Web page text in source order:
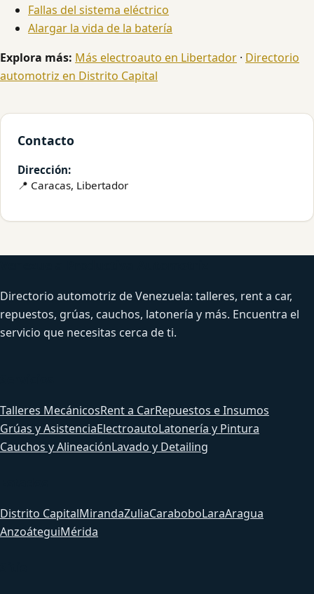
Fallas del sistema eléctrico
Alargar la vida de la batería
Explora más: Más electroauto en Libertador · Directorio
automotriz en Distrito Capital
Contacto
Dirección:
📍 Caracas, Libertador
Directorio automotriz de Venezuela: talleres, rent a car,
repuestos, grúas, cauchos, latonería y más. Encuentra el
servicio que necesitas cerca de ti.
Talleres MecánicosRent a CarRepuestos e Insumos
Grúas y AsistenciaElectroautoLatonería y Pintura
Cauchos y AlineaciónLavado y Detailing
Distrito CapitalMirandaZuliaCaraboboLaraAragua
AnzoáteguiMérida